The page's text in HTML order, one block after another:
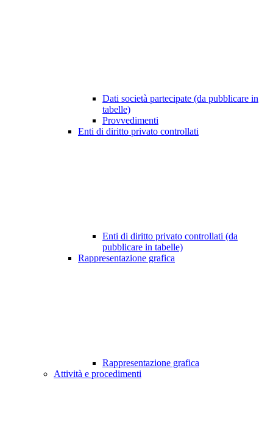
Dati società partecipate (da pubblicare in
tabelle)
Provvedimenti
Enti di diritto privato controllati
Enti di diritto privato controllati (da
pubblicare in tabelle)
Rappresentazione grafica
Rappresentazione grafica
Attività e procedimenti